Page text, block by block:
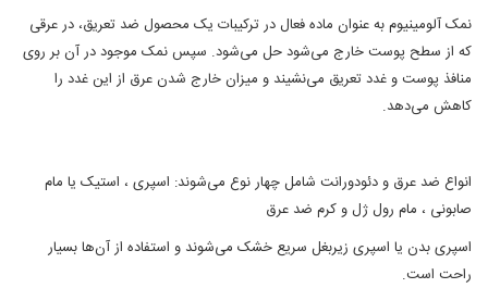
نمک آلومینیوم به عنوان ماده فعال در ترکیبات یک محصول ضد تعریق، در عرقی
که از سطح پوست خارج می‌شود حل می‌شود. سپس نمک موجود در آن بر روی
منافذ پوست و غدد تعریق می‌نشیند و میزان خارج شدن عرق از این غدد را
کاهش می‌دهد.
انواع ضد عرق و دئودورانت شامل چهار نوع می‌شوند: اسپری ، استیک یا مام
صابونی ، مام رول ژل و کرم ضد عرق
اسپری بدن یا اسپری زیربغل سریع خشک می‌شوند و استفاده از آن‌ها بسیار
راحت است.